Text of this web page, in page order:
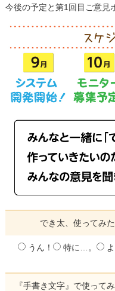
今後の予定と第1回目ご意見
でき太、使ってみ
うん！ 特に…。
『手書き文字』で使って